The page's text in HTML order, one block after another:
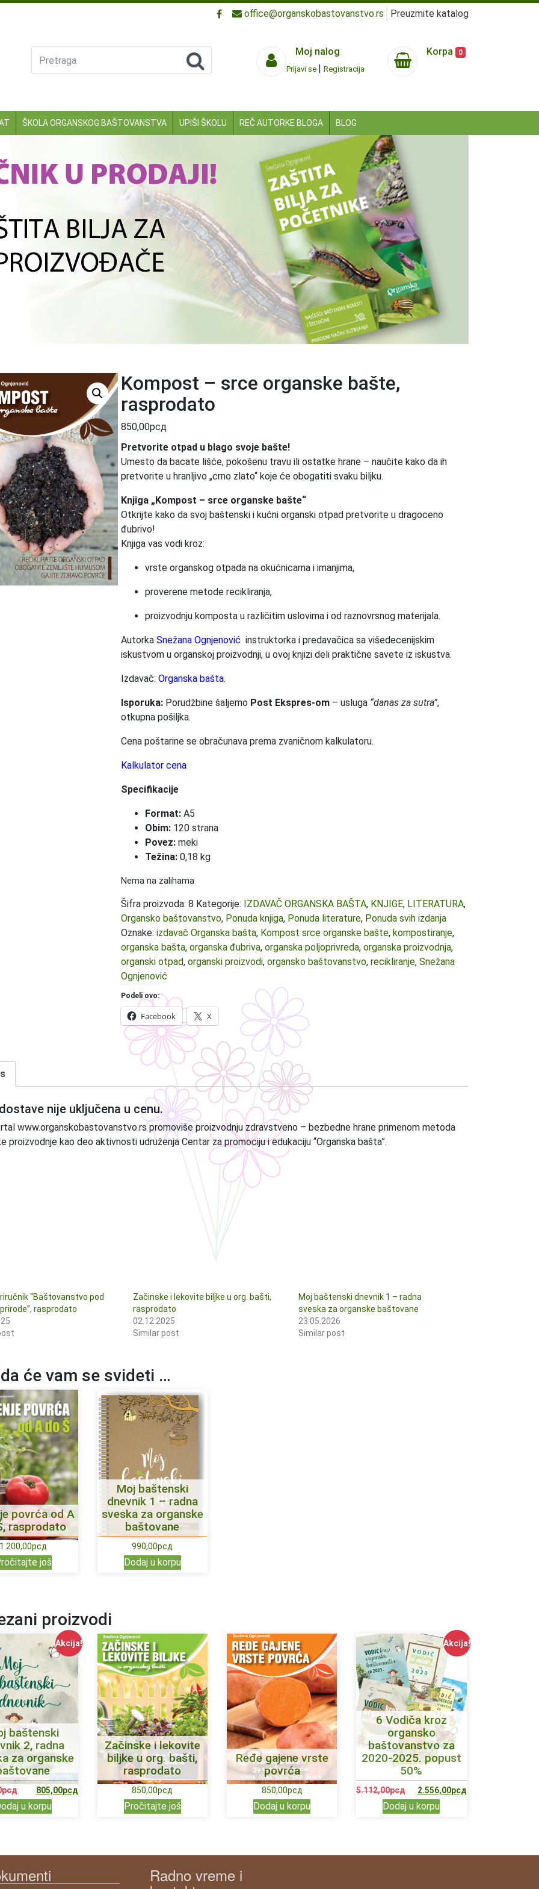
office@organskobastovanstvo.rs Preuzmite katalog
Moj nalog
Prijavi se | Registracija
Korpa 0
Pretraga
ŠKOLA ORGANSKOG BAŠTOVANSTVA UPIŠI ŠKOLU REČ AUTORKE BLOGA BLOG
Next
Kompost – srce organske bašte,
rasprodato
850,00рсд
Pretvorite otpad u blago svoje bašte!
Umesto da bacate lišće, pokošenu travu ili ostatke hrane – naučite kako da ih
pretvorite u hranljivo „crno zlato“ koje će obogatiti svaku biljku.
Knjiga „Kompost – srce organske bašte“
Otkrijte kako da svoj baštenski i kućni organski otpad pretvorite u dragoceno
đubrivo!
Knjiga vas vodi kroz:
vrste organskog otpada na okućnicama i imanjima,
proverene metode recikliranja,
proizvodnju komposta u različitim uslovima i od raznovrsnog materijala.
AutorkaSnežana Ognjenović instruktorka i predavačica sa višedecenijskim
iskustvom u organskoj proizvodnji, u ovoj knjizi deli praktične savete iz iskustva.
Izdavač:Organska bašta.
Isporuka: Porudžbine šaljemo Post Ekspres-om – usluga “danas za sutra”,
otkupna pošiljka.
Cena poštarine se obračunava prema zvaničnom kalkulatoru.
Kalkulator cena
Specifikacije
Format: A5
Obim: 120 strana
Povez: meki
Težina: 0,18 kg
Nema na zalihama
Šifra proizvoda:8 Kategorije: IZDAVAČ ORGANSKA BAŠTA, KNJIGE, LITERATURA,
Organsko baštovanstvo, Ponuda knjiga, Ponuda literature, Ponuda svih izdanja
Oznake:izdavač Organska bašta, Kompost srce organske bašte,kompostiranje,
organska bašta,organska đubriva,organska poljoprivreda,organska proizvodnja,
organski otpad,organski proizvodi,organsko baštovanstvo,recikliranje,Snežana
Ognjenović
Podeli ovo:
Facebook X
nije uključena u cenu.
www.organskobastovanstvo.rs promoviše proizvodnju zdravstveno – bezbedne hrane primenom metoda
proizvodnje kao deo aktivnosti udruženja Centar za promociju i edukaciju “Organska bašta”.
“Baštovanstvo pod
rasprodato
Začinske i lekovite biljke u org. bašti,
rasprodato
02.12.2025
Similar post
Moj baštenski dnevnik 1 – radna
sveska za organske baštovane
23.05.2026
Similar post
će vam se svideti …
povrća od A
rasprodato
рсд
još
Moj baštenski
dnevnik 1 – radna
sveska za organske
baštovane
990,00рсд
Dodaj u korpu
proizvodi
Akcija!
baštenski
2, radna
za organske
рсд 805,00рсд
u korpu
Začinske i lekovite
biljke u org. bašti,
rasprodato
850,00рсд
Pročitajte još
Ređe gajene vrste
povrća
850,00рсд
Dodaj u korpu
Akcija!
6 Vodiča kroz
organsko
baštovanstvo za
2020-2025. popust
50%
5.112,00рсд 2.556,00рсд
Dodaj u korpu
Radno vreme i